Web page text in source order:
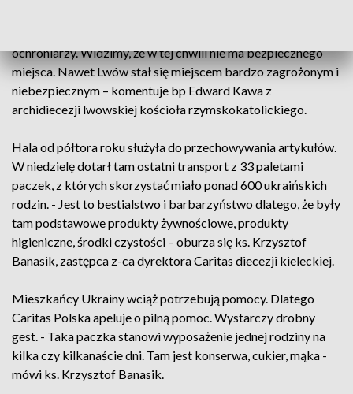
ochroniarzy. Widzimy, że w tej chwili nie ma bezpiecznego
miejsca. Nawet Lwów stał się miejscem bardzo zagrożonym i
niebezpiecznym – komentuje bp Edward Kawa z
archidiecezji lwowskiej kościoła rzymskokatolickiego.
Hala od półtora roku służyła do przechowywania artykułów.
W niedzielę dotarł tam ostatni transport z 33 paletami
paczek, z których skorzystać miało ponad 600 ukraińskich
rodzin. - Jest to bestialstwo i barbarzyństwo dlatego, że były
tam podstawowe produkty żywnościowe, produkty
higieniczne, środki czystości – oburza się ks. Krzysztof
Banasik, zastępca z-ca dyrektora Caritas diecezji kieleckiej.
Mieszkańcy Ukrainy wciąż potrzebują pomocy. Dlatego
Caritas Polska apeluje o pilną pomoc. Wystarczy drobny
gest. - Taka paczka stanowi wyposażenie jednej rodziny na
kilka czy kilkanaście dni. Tam jest konserwa, cukier, mąka -
mówi ks. Krzysztof Banasik.